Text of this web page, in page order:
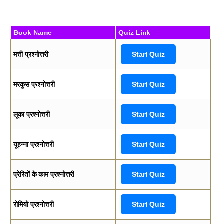
Book Name Quiz Link
मत्ती प्रश्नोत्तरी Start Quiz
मरकुस प्रश्नोत्तरी Start Quiz
लूका प्रश्नोत्तरी Start Quiz
यूहन्ना प्रश्नोत्तरी Start Quiz
प्रेरितों के काम प्रश्नोत्तरी Start Quiz
रोमियो प्रश्नोत्तरी Start Quiz